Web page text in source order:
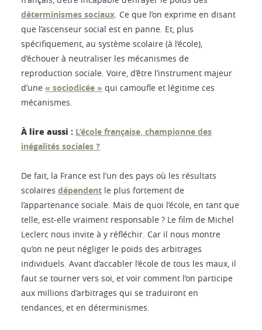
déterminismes sociaux. Ce que l’on exprime en disant
que l’ascenseur social est en panne. Et, plus
spécifiquement, au système scolaire (à l’école),
d’échouer à neutraliser les mécanismes de
reproduction sociale. Voire, d’être l’instrument majeur
d’une « sociodicée » qui camoufle et légitime ces
mécanismes.
À lire aussi : L’école française, championne des
inégalités sociales ?
De fait, la France est l’un des pays où les résultats
scolaires dépendent le plus fortement de
l’appartenance sociale. Mais de quoi l’école, en tant que
telle, est-elle vraiment responsable ? Le film de Michel
Leclerc nous invite à y réfléchir. Car il nous montre
qu’on ne peut négliger le poids des arbitrages
individuels. Avant d’accabler l’école de tous les maux, il
faut se tourner vers soi, et voir comment l’on participe
aux millions d’arbitrages qui se traduiront en
tendances, et en déterminismes.